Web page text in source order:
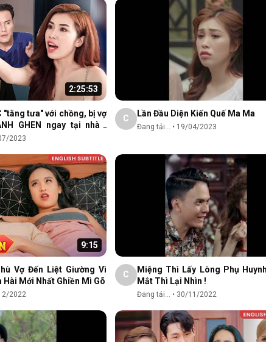
2:25:53
"tằng tưa" với chồng, bị vợ
GHEN ngay tại nhà |
Hay 2023
2023
C
Lần Đầu Diện Kiến Quế Ma Ma
Đang tải... • 19/04/2023
9:15
Vợ Đến Liệt Giường Vì
Hài Mới Nhất Ghiền Mì Gõ
2022
C
Miệng Thì Lấy Lòng Phụ
Mắt Thì Lại Nhìn !
Đang tải... • 30/11/2022